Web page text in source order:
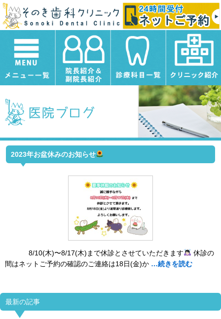
2023年お盆休みのお知らせ
8/10(木)〜8/17(木)まで休診とさせていただきます
休診の
間はネットご予約の確認のご連絡は18日(金)か …続きを読む
最新の記事